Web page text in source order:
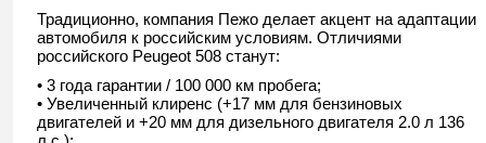
Традиционно, компания Пежо делает акцент на адаптации
автомобиля к российским условиям. Отличиями
российского Peugeot 508 станут:
• 3 года гарантии / 100 000 км пробега;
• Увеличенный клиренс (+17 мм для бензиновых
двигателей и +20 мм для дизельного двигателя 2.0 л 136